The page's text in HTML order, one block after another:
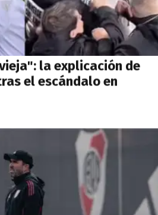
la explicación de
el escándalo en